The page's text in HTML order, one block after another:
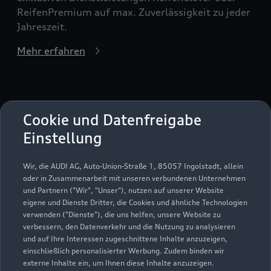
Cookie und Datenfreigabe
Einstellung
Wir, die AUDI AG, Auto-Union-Straße 1, 85057 Ingolstadt, allein
oder in Zusammenarbeit mit unseren verbundenen Unternehmen
und Partnern ("Wir", "Unser"), nutzen auf unserer Website
eigene und Dienste Dritter, die Cookies und ähnliche Technologien
verwenden ("Dienste"), die uns helfen, unsere Website zu
verbessern, den Datenverkehr und die Nutzung zu analysieren
und auf Ihre Interessen zugeschnittene Inhalte anzuzeigen,
einschließlich personalisierter Werbung. Zudem binden wir
externe Inhalte ein, um Ihnen diese Inhalte anzuzeigen.
ReifenPremium auf max. Zuverlässigkeit zu jeder
Jahreszeit.
Mehr erfahren
Serviceberater kontaktieren